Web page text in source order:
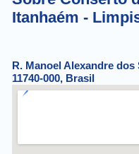
Itanhaém -
R. Manoel Alexandre dos
11740-000, Brasil